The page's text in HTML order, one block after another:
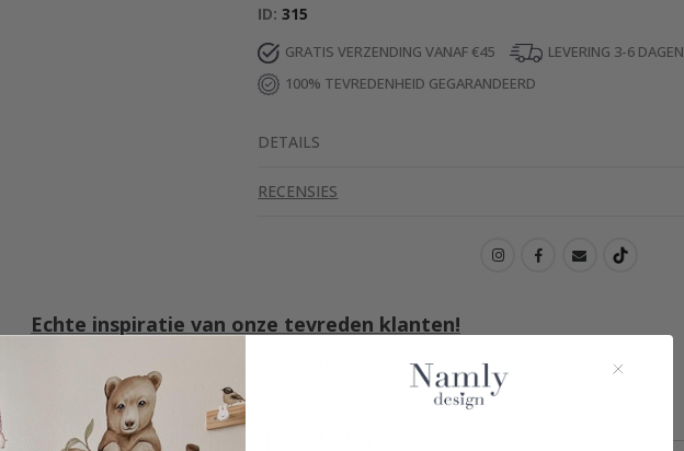
ID 315
GRATIS VERZENDING VANAF €45
LEVERING 3-6 DAGEN
100% TEVREDENHEID GEGARANDEERD
DETAILS
RECENSIES
Echte inspiratie van onze tevreden klanten!
Tag die van jou met #namly_design
Vergelijkbare producten